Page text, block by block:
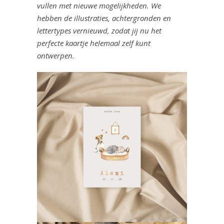
vullen met nieuwe mogelijkheden. We
hebben de illustraties, achtergronden en
lettertypes vernieuwd, zodat jij nu het
perfecte kaartje helemaal zelf kunt
ontwerpen.